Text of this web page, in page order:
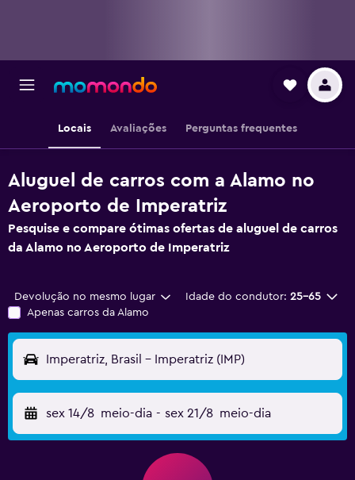
Locais Avaliações Perguntas frequentes
Aluguel de carros com a Alamo no
Aeroporto de Imperatriz
Pesquise e compare ótimas ofertas de aluguel de carros
da Alamo no Aeroporto de Imperatriz
Devolução no mesmo lugar Idade do condutor: 25-65
Apenas carros da Alamo
Imperatriz, Brasil - Imperatriz (IMP)
sex 14/8 meio-dia - sex 21/8 meio-dia